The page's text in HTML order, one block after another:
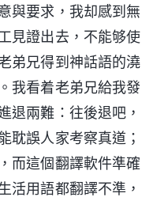
與要求，我却感到無
見證出去，不能够使
弟兄得到神話語的澆
我看着老弟兄給我發
退兩難：往後退吧，
耽誤人家考察真道；
而這個翻譯軟件準確
活用語都翻譯不準，